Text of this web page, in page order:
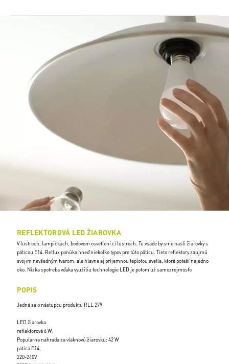
REFLEKTOROVÁ LED ŽIAROVKA
V lustroch, lampičkách, bodovom osvetlení či lustroch. Tu všade by sme našli žiarovky s
päticou E14. Retlux ponúka hneď niekoľko typov pre túto päticu. Tieto reflektory zaujmú
svojim nevšedným tvarom, ale hlavne aj príjemnou teplotou svetla, ktorá poteší nejedno
oko. Nízka spotreba vďaka využitiu technológie LED je potom už samozrejmosťo
POPIS
Jedná sa o nástupcu produktu RLL 279
LED žiarovka
reflektorová 6 W,
Populárna náhrada za vláknovú žiarovku: 42 W
pätica E14,
220-240V